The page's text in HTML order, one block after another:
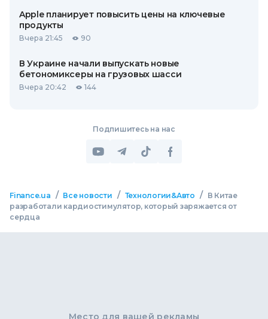
Apple планирует повысить цены на ключевые
продукты
Вчера 21:45 90
В Украине начали выпускать новые
бетономиксеры на грузовых шасси
Вчера 20:42 144
Подпишитесь на нас
Finance.ua / Все новости / Технологии&Авто /
В Китае
разработали кардиостимулятор, который заряжается от
сердца
Место для вашей рекламы